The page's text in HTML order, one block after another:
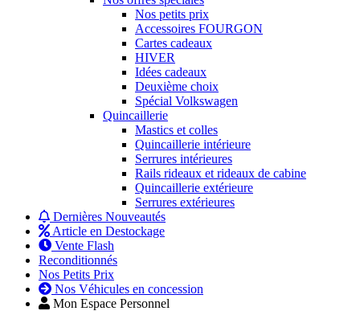
Nos petits prix
Accessoires FOURGON
Cartes cadeaux
HIVER
Idées cadeaux
Deuxième choix
Spécial Volkswagen
Quincaillerie
Mastics et colles
Quincaillerie intérieure
Serrures intérieures
Rails rideaux et rideaux de cabine
Quincaillerie extérieure
Serrures extérieures
Dernières Nouveautés
Article en Destockage
Vente Flash
Reconditionnés
Nos Petits Prix
Nos Véhicules en concession
Mon Espace Personnel